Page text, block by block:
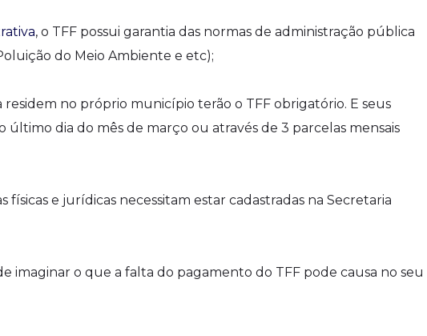
, o TFF possui garantia das normas de administração pública
do Meio Ambiente e etc);
residem no próprio município terão o TFF obrigatório. E seus
último dia do mês de março ou através de 3 parcelas mensais
físicas e jurídicas necessitam estar cadastradas na Secretaria
imaginar o que a falta do pagamento do TFF pode causa no seu